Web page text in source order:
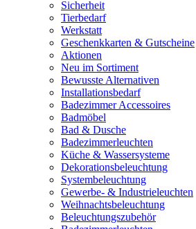
Sicherheit
Tierbedarf
Werkstatt
Geschenkkarten & Gutscheine
Aktionen
Neu im Sortiment
Bewusste Alternativen
Installationsbedarf
Badezimmer Accessoires
Badmöbel
Bad & Dusche
Badezimmerleuchten
Küche & Wassersysteme
Dekorationsbeleuchtung
Systembeleuchtung
Gewerbe- & Industrieleuchten
Weihnachtsbeleuchtung
Beleuchtungszubehör